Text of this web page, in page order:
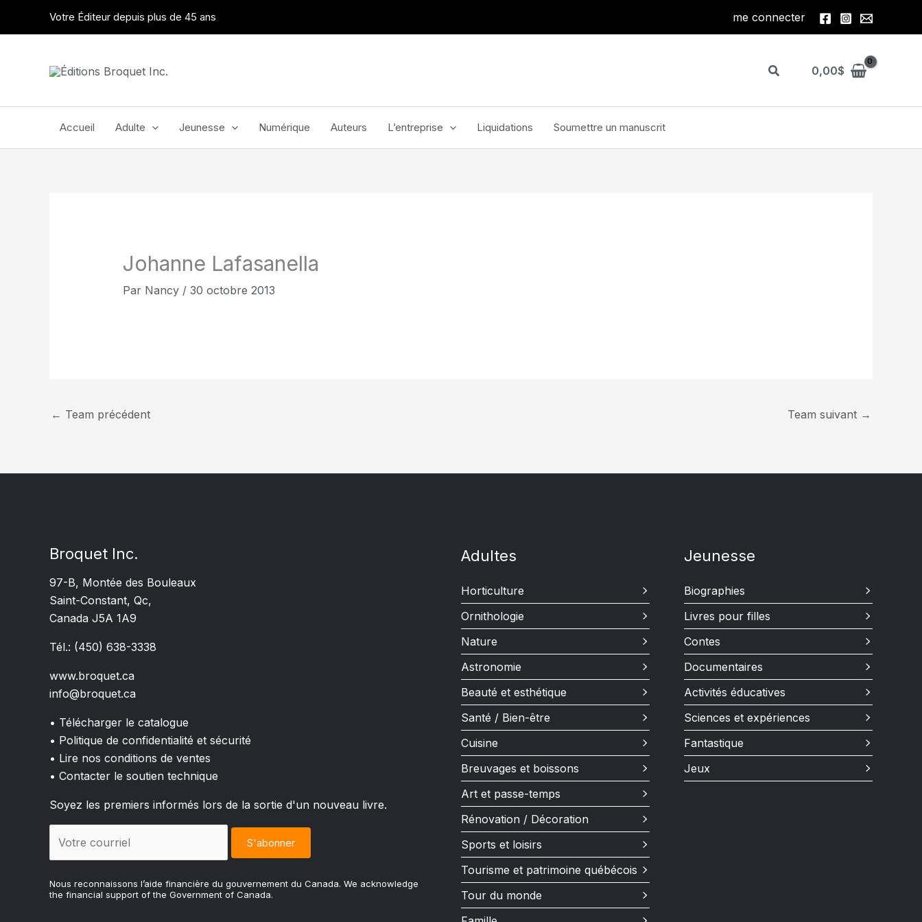
Votre Éditeur depuis plus de 45 ans me connecter
Rechercher
0,00$
Accueil Adulte Jeunesse Numérique Auteurs L’entreprise Liquidations Soumettre un manuscrit
Johanne Lafasanella
Par Nancy / 30 octobre 2013
← Team précédent Team suivant →
Broquet Inc.
97-B, Montée des Bouleaux
Saint-Constant, Qc,
Canada J5A 1A9
Tél.: (450) 638-3338
www.broquet.ca
info@broquet.ca
• Télécharger le catalogue
• Politique de confidentialité et sécurité
• Lire nos conditions de ventes
• Contacter le soutien technique
Soyez les premiers informés lors de la sortie d'un nouveau livre.
Nous reconnaissons l’aide financière du gouvernement du Canada. We acknowledge
the financial support of the Government of Canada.
Adultes
Horticulture
Ornithologie
Nature
Astronomie
Beauté et esthétique
Santé / Bien-être
Cuisine
Breuvages et boissons
Art et passe-temps
Rénovation / Décoration
Sports et loisirs
Tourisme et patrimoine québécois
Tour du monde
Jeunesse
Biographies
Livres pour filles
Contes
Documentaires
Activités éducatives
Sciences et expériences
Fantastique
Jeux